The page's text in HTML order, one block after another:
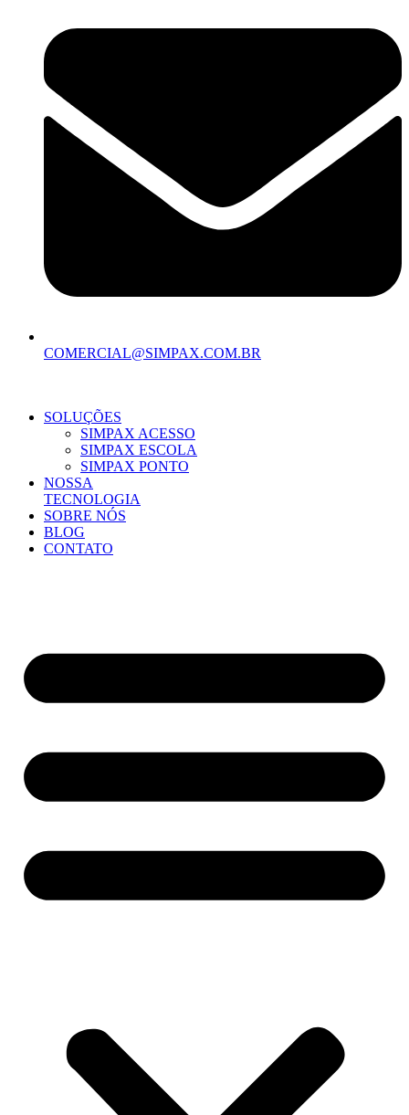
COMERCIAL@SIMPAX.COM.BR
SOLUÇÕES
SIMPAX ACESSO
SIMPAX ESCOLA
SIMPAX PONTO
NOSSA
TECNOLOGIA
SOBRE NÓS
BLOG
CONTATO